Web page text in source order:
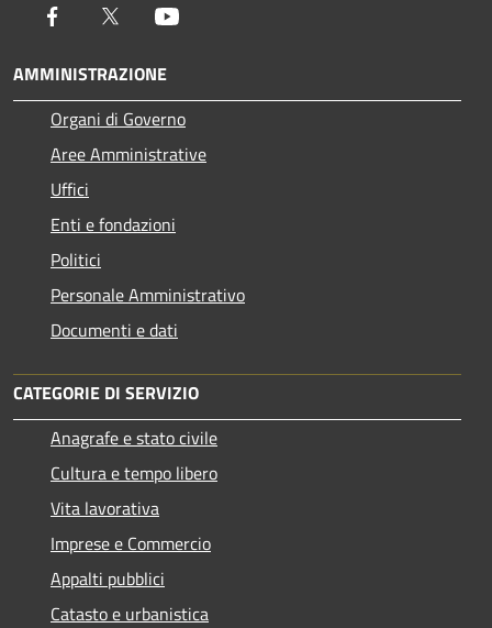
Facebook Twitter
AMMINISTRAZIONE
Organi di Governo
Aree Amministrative
Uffici
Enti e fondazioni
Politici
Personale Amministrativo
Documenti e dati
CATEGORIE DI SERVIZIO
Anagrafe e stato civile
Cultura e tempo libero
Vita lavorativa
Imprese e Commercio
Appalti pubblici
Catasto e urbanistica